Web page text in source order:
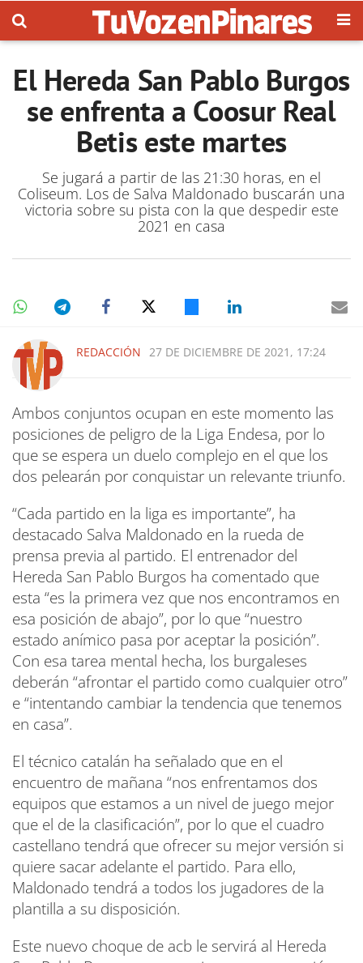
El Hereda San Pablo Burgos
se enfrenta a Coosur Real
Betis este martes
Se jugará a partir de las 21:30 horas, en el
Coliseum. Los de Salva Maldonado buscarán una
victoria sobre su pista con la que despedir este
2021 en casa
REDACCIÓN 27 DE DICIEMBRE DE 2021, 17:24
Ambos conjuntos ocupan en este momento las
posiciones de peligro de la Liga Endesa, por lo
que se espera un duelo complejo en el que los
dos pelearán por conquistar un relevante triunfo.
“Cada partido en la liga es importante”, ha
destacado Salva Maldonado en la rueda de
prensa previa al partido. El entrenador del
Hereda San Pablo Burgos ha comentado que
esta “es la primera vez que nos encontramos en
esa posición de abajo”, por lo que “nuestro
estado anímico pasa por aceptar la posición”.
Con esa tarea mental hecha, los burgaleses
deberán “afrontar el partido como cualquier otro”
e “intentando cambiar la tendencia que tenemos
en casa”.
El técnico catalán ha señalado que en el
encuentro de mañana “nos enfrentamos dos
equipos que estamos a un nivel de juego mejor
que el de la clasificación”, por lo que el cuadro
castellano tendrá que ofrecer su mejor versión si
quiere sacar adelante el partido. Para ello,
Maldonado tendrá a todos los jugadores de la
plantilla a su disposición.
Este nuevo choque de acb le servirá al Hereda